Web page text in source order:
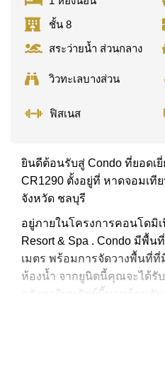
ชั้น 8
สระว่ายน้ำ ส่วนกลาง
วิวทะเลบางส่วน
ฟิสเนส
ยินดีต้อนรับสู่ Condo ที่ยอดเ
CR1290 ตั้งอยู่ที่ หาดจอมเที
จังหวัด ชลบุรี
อยู่ภายในโครงการคอนโดมิ
Resort & Spa . Condo มีพื้
เมตร พร้อมการจัดวางพื้นที่
ห้องน้ำ จากยูนิตนี้คุณจะได้รับ
อสังหาริมทรัพย์นี้มาพร้อมกับ
สิ่งอำนวยความสะดวก ได้แก่